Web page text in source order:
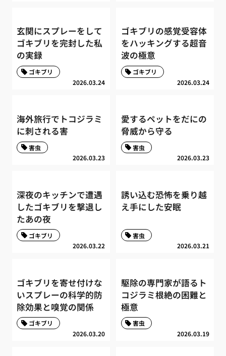
玄関にスプレーをして
ゴキブリを完封した私
の実録
2026.03.24
ゴキブリ
ゴキブリの感覚受容体
をハッキングする超音
波の極意
2026.03.24
ゴキブリ
海外旅行でトコジラミ
に刺される害
2026.03.23
害虫
愛するペットをだにの
脅威から守る
2026.03.23
害虫
深夜のキッチンで遭遇
したゴキブリを撃退し
たあの夜
2026.03.22
ゴキブリ
誘い込む恐怖を乗り越
え手にした安眠
2026.03.21
害虫
ゴキブリを寄せ付けな
いスプレーの科学的防
除効果と嗅覚の関係
2026.03.20
ゴキブリ
駆除の専門家が語るト
コジラミ根絶の困難と
極意
2026.03.19
害虫